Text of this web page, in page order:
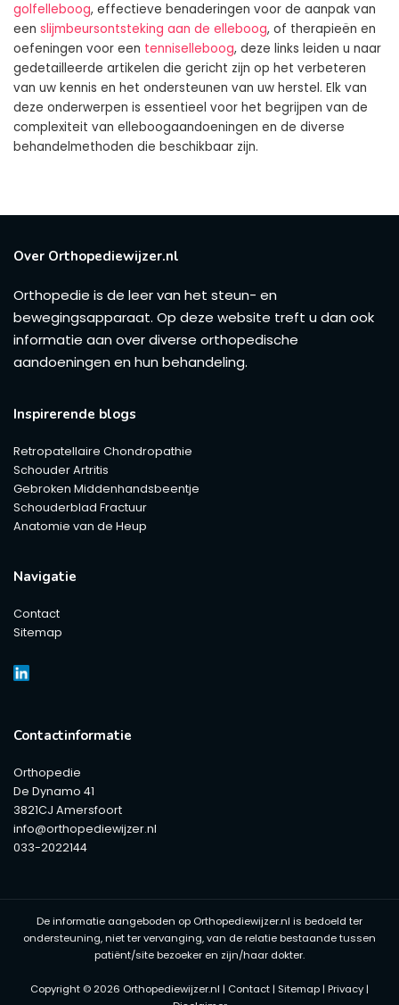
golfelleboog, effectieve benaderingen voor de aanpak van
een slijmbeursontsteking aan de elleboog, of therapieën en
oefeningen voor een tenniselleboog, deze links leiden u naar
gedetailleerde artikelen die gericht zijn op het verbeteren
van uw kennis en het ondersteunen van uw herstel. Elk van
deze onderwerpen is essentieel voor het begrijpen van de
complexiteit van elleboogaandoeningen en de diverse
behandelmethoden die beschikbaar zijn.
Over Orthopediewijzer.nl
Orthopedie is de leer van het steun- en
bewegingsapparaat. Op deze website treft u dan ook
informatie aan over diverse orthopedische
aandoeningen en hun behandeling.
Inspirerende blogs
Retropatellaire Chondropathie
Schouder Artritis
Gebroken Middenhandsbeentje
Schouderblad Fractuur
Anatomie van de Heup
Navigatie
Contact
Sitemap
Contactinformatie
Orthopedie
De Dynamo 41
3821CJ Amersfoort
info@orthopediewijzer.nl
033-2022144
De informatie aangeboden op Orthopediewijzer.nl is bedoeld ter
ondersteuning, niet ter vervanging, van de relatie bestaande tussen
patiënt/site bezoeker en zijn/haar dokter.
Copyright © 2026 Orthopediewijzer.nl | Contact| Sitemap| Privacy|